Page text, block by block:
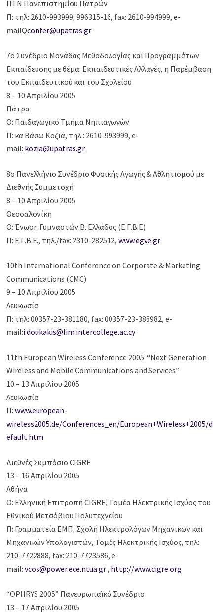
ΠΤΝ Πανεπιστημίου Πατρών
Π: τηλ: 2610-993999, 996315-16, fax: 2610-994999, e-
mailQconfer@upatras.gr
7ο Συνέδριο Μονάδας Μεθοδολογίας και Προγραμμάτων
Εκπαίδευσης με θέμα: Εκπαιδευτικές Αλλαγές, η Παρέμβαση
του Εκπαιδευτικού και του Σχολείου
8 – 10 Απριλίου 2005
Πάτρα
Ο: Παιδαγωγικό Τμήμα Νηπιαγωγών
Π: κα Βάσω Κοζιά, τηλ.: 2610-993999, e-
mail: kozia@upatras.gr
8ο Πανελλήνιο Συνέδριο Φυσικής Αγωγής & Αθλητισμού με
Διεθνής Συμμετοχή
8 – 10 Απριλίου 2005
Θεσσαλονίκη
Ο: Ένωση Γυμναστών Β. Ελλάδος (Ε.Γ.Β.Ε)
Π: Ε.Γ.Β.Ε., τηλ./fax: 2310-282512,www.egve.gr
10th International Conference on Corporate & Marketing
Communications (CMC)
9 – 10 Απριλίου 2005
Λευκωσία
Π: τηλ: 00357-23-381180, fax: 00357-23-386982, e-
mail:i.doukakis@lim.intercollege.ac.cy
11th European Wireless Conference 2005: “Next Generation
Wireless and Mobile Communications and Services”
10 – 13 Απριλίου 2005
Λευκωσία
Π:www.european-
wireless2005.de/Conferences_en/European+Wireless+2005/d
efault.htm
Διεθνές Συμπόσιο CIGRE
13 – 16 Απριλίου 2005
Αθήνα
Ο: Ελληνική Επιτροπή CIGRE, Τομέα Ηλεκτρικής Ισχύος του
Εθνικού Μετσόβιου Πολυτεχνείου
Π: Γραμματεία ΕΜΠ, Σχολή Ηλεκτρολόγων Μηχανικών και
Μηχανικών Υπολογιστών, Τομές Ηλεκτρικής Ισχύος, τηλ:
210-7722888, fax: 210-7723586, e-
mail:vcos@power.ece.ntua.gr, http://www.cigre.org
“OPHRYS 2005” Πανευρωπαϊκό Συνέδριο
13 – 17 Απριλίου 2005